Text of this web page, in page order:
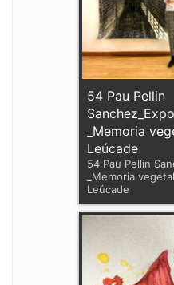
54 Pau Pellin
_Memoria
Leúcade
54 Pau Pellin
_Memoria
Leúcade